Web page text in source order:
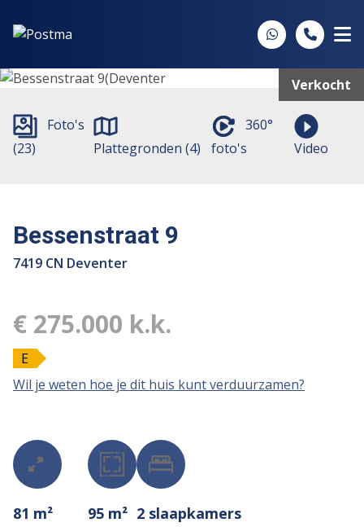
Verkocht
Foto's
(23)
Plattegronden (4)
360°
foto's
Video
Bessenstraat 9
7419 CN Deventer
€ 275.000 k.k.
E
Wil je weten hoe je dit huis kunt verduurzamen?
81 m² 95 m² 2 slaapkamers